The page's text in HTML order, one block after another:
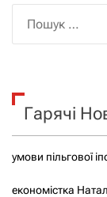
к
Гарячі
умови пільгової
економістка